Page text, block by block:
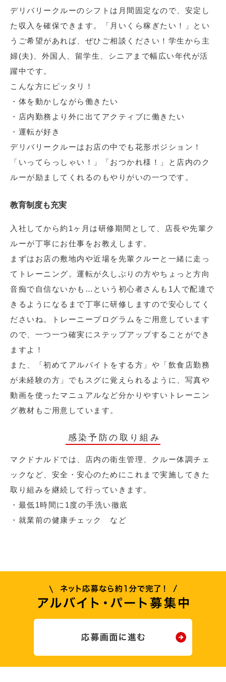
デリバリークルーのシフトは月間固定なので、安定し
た収入を確保できます。「月いくら稼ぎたい！」とい
うご希望があれば、ぜひご相談ください！学生から主
婦(夫)、外国人、留学生、シニアまで幅広い年代が活
躍中です。
こんな方にピッタリ！
・体を動かしながら働きたい
・店内勤務より外に出てアクティブに働きたい
・運転が好き
デリバリークルーはお店の中でも花形ポジション！
「いってらっしゃい！」「おつかれ様！」と店内のク
ルーが励ましてくれるのもやりがいの一つです。
教育制度も充実
入社してから約1ヶ月は研修期間として、店長や先輩ク
ルーが丁寧にお仕事をお教えします。
まずはお店の敷地内や近場を先輩クルーと一緒に走っ
てトレーニング。運転が久しぶりの方やちょっと方向
音痴で自信ないかも…という初心者さんも1人で配達で
きるようになるまで丁寧に研修しますので安心してく
ださいね。トレーニープログラムをご用意しています
ので、一つ一つ確実にステップアップすることができ
ますよ！
また、「初めてアルバイトをする方」や「飲食店勤務
が未経験の方」でもスグに覚えられるように、写真や
動画を使ったマニュアルなど分かりやすいトレーニン
グ教材もご用意しています。
感染予防の取り組み
マクドナルドでは、店内の衛生管理、クルー体調チェ
ックなど、安全・安心のためにこれまで実施してきた
取り組みを継続して行っていきます。
・最低1時間に1度の手洗い徹底
・就業前の健康チェック など